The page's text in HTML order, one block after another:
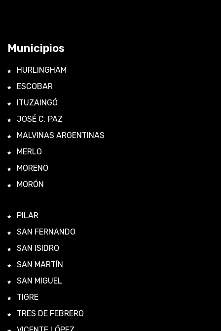
Municipios
HURLINGHAM
ESCOBAR
ITUZAINGÓ
JOSÉ C. PAZ
MALVINAS ARGENTINAS
MERLO
MORENO
MORÓN
PILAR
SAN FERNANDO
SAN ISIDRO
SAN MARTÍN
SAN MIGUEL
TIGRE
TRES DE FEBRERO